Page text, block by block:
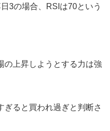
3の場合、RSIは70という
の上昇しようとする力は強
ぎると買われ過ぎと判断さ